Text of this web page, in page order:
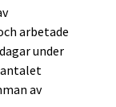
arbetade
under
antalet
av